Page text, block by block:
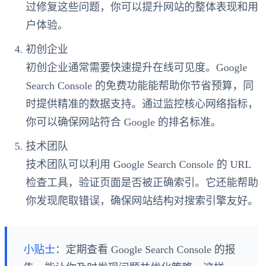
过修复这些问题，你可以提升网站的整体表现和用
户体验。
初创企业
初创企业通常需要快速提升在线可见度。Google
Search Console 的免费功能能帮助你节省预算，同
时提供精准的数据支持。通过监控核心网络指标，
你可以确保网站符合 Google 的排名标准。
技术团队
技术团队可以利用 Google Search Console 的 URL
检查工具，验证页面是否被正确索引。它还能帮助
你发现爬取错误，确保网站结构对搜索引擎友好。
小贴士 ：定期查看 Google Search Console 的报